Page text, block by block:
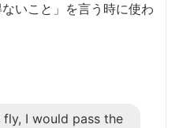
いこと」を言う時に使わ
fly, I would pass the